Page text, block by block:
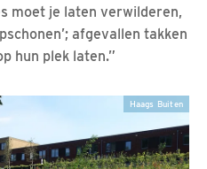
moet je laten verwilderen,
afgevallen takken
hun plek laten.”
Haags Buiten